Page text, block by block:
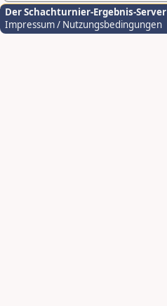
Der Schachturnier-Ergebnis-Server
Impressum / Nutzungsbedingungen